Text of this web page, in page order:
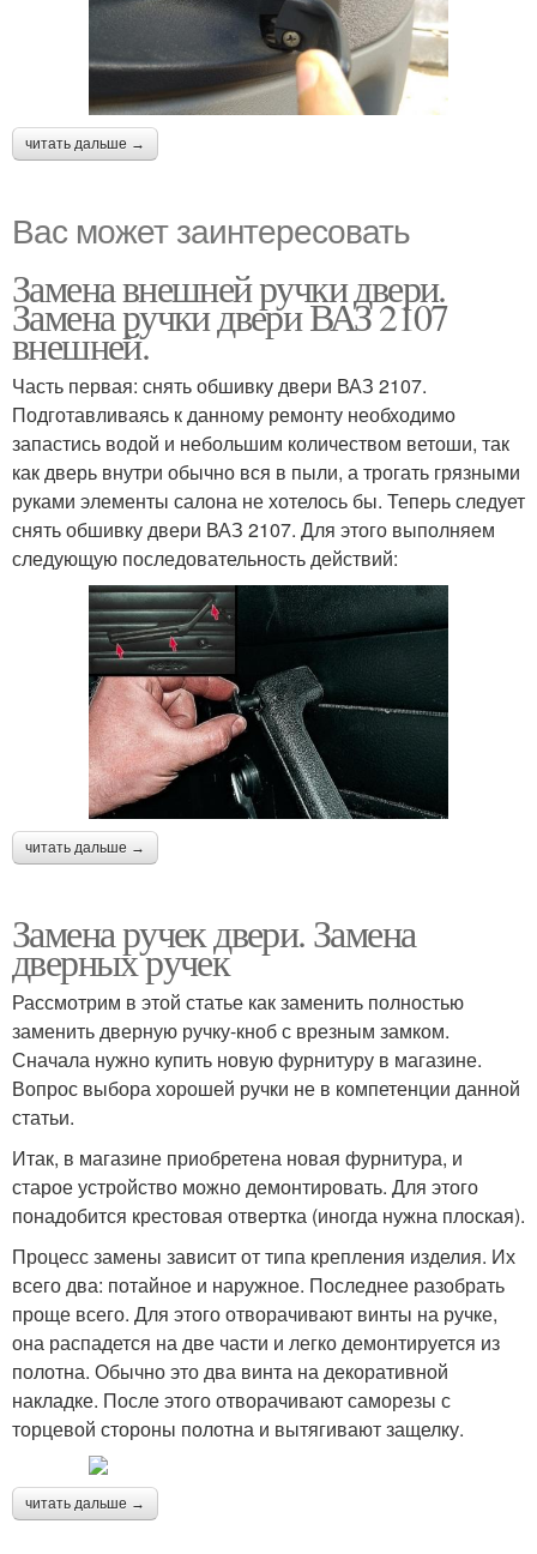
читать дальше →
Вас может заинтересовать
Замена внешней ручки двери.
Замена ручки двери ВАЗ 2107
внешней.
Часть первая: снять обшивку двери ВАЗ 2107.
Подготавливаясь к данному ремонту необходимо
запастись водой и небольшим количеством ветоши, так
как дверь внутри обычно вся в пыли, а трогать грязными
руками элементы салона не хотелось бы. Теперь следует
снять обшивку двери ВАЗ 2107. Для этого выполняем
следующую последовательность действий:
читать дальше →
Замена ручек двери. Замена
дверных ручек
Рассмотрим в этой статье как заменить полностью
заменить дверную ручку-кноб с врезным замком.
Сначала нужно купить новую фурнитуру в магазине.
Вопрос выбора хорошей ручки не в компетенции данной
статьи.
Итак, в магазине приобретена новая фурнитура, и
старое устройство можно демонтировать. Для этого
понадобится крестовая отвертка (иногда нужна плоская).
Процесс замены зависит от типа крепления изделия. Их
всего два: потайное и наружное. Последнее разобрать
проще всего. Для этого отворачивают винты на ручке,
она распадется на две части и легко демонтируется из
полотна. Обычно это два винта на декоративной
накладке. После этого отворачивают саморезы с
торцевой стороны полотна и вытягивают защелку.
читать дальше →